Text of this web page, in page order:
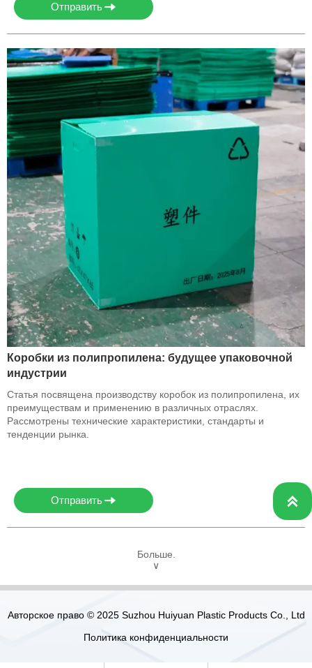
десятков циклов использования, защищают продукцию от
повреждений и не требуют постоянной замены.
Отправить
Коробки из полипропилена: будущее упаковочной
индустрии
Статья посвящена производству коробок из полипропилена, их
преимуществам и применению в различных отраслях.
Рассмотрены технические характеристики, стандарты и
тенденции рынка.
Отправить
Больше.
∨
Авторское право © 2025 Suzhou Huiyuan Plastic Products Co., Ltd
Политика конфиденциальности
